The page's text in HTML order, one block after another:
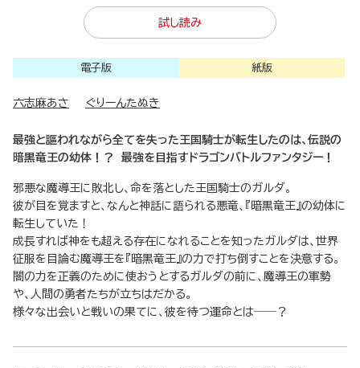
試し読み
紙版
電子版
六志麻あさ ぐりーんたぬき
最強と謳われながら全てを失った王国騎士が転生したのは、伝説の
暗黒竜王の幼体！？ 最強を目指すドラゴンバトルファンタジー！
邪悪な魔導王に敗北し、命を落とした王国騎士のガルダ。
彼が目を覚ますと、なんと神話に語られる悪竜、『暗黒竜王』の幼体に
転生していた！
成長すれば神をも超える存在になれることを知ったガルダは、世界
征服を目論む魔導王を『暗黒竜王』の力で打ち倒すことを決意する。
闇の力を正義のために使おうとするガルダの前に、魔導王の軍勢
や、人間の勇者たちが立ちはだかる。
様々な出会いと戦いの果てに、彼を待つ運命とは――？